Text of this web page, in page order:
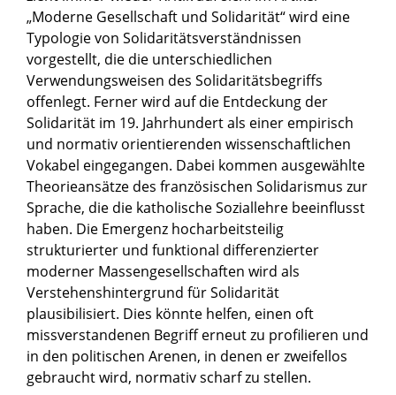
„Moderne Gesellschaft und Solidarität“ wird eine
Typologie von Solidaritätsverständnissen
vorgestellt, die die unterschiedlichen
Verwendungsweisen des Solidaritätsbegriffs
offenlegt. Ferner wird auf die Entdeckung der
Solidarität im 19. Jahrhundert als einer empirisch
und normativ orientierenden wissenschaftlichen
Vokabel eingegangen. Dabei kommen ausgewählte
Theorieansätze des französischen Solidarismus zur
Sprache, die die katholische Soziallehre beeinflusst
haben. Die Emergenz hocharbeitsteilig
strukturierter und funktional differenzierter
moderner Massengesellschaften wird als
Verstehenshintergrund für Solidarität
plausibilisiert. Dies könnte helfen, einen oft
missverstandenen Begriff erneut zu profilieren und
in den politischen Arenen, in denen er zweifellos
gebraucht wird, normativ scharf zu stellen.